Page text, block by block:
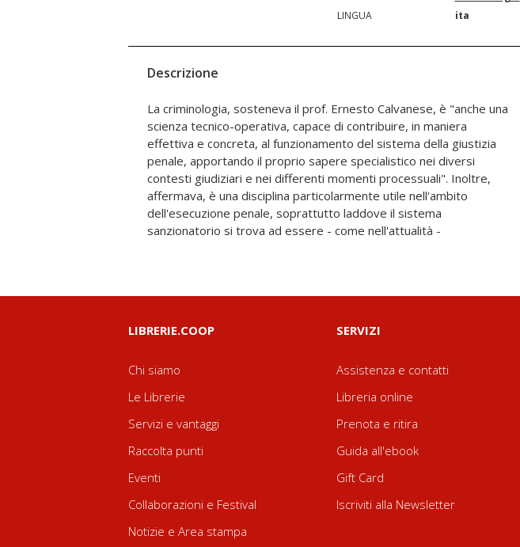
LINGUA
ita
Descrizione
La criminologia, sosteneva il prof. Ernesto Calvanese, è "anche una
scienza tecnico-operativa, capace di contribuire, in maniera
effettiva e concreta, al funzionamento del sistema della giustizia
penale, apportando il proprio sapere specialistico nei diversi
contesti giudiziari e nei differenti momenti processuali". Inoltre,
affermava, è una disciplina particolarmente utile nell'ambito
dell'esecuzione penale, soprattutto laddove il sistema
sanzionatorio si trova ad essere - come nell'attualità -
profondamente "in bilico tra spinte di ordine retributivo ed aneliti
di matrice risocializzativa". Di questo e di altro tratta il presente
volume, andando a mettere in luce, in modo preminente, quelli che
sono attualmente e che potranno essere in un prossimo futuro gli
orizzonti dell'apporto della criminologia in tema di imputabilità, di
pericolosità sociale, di trattamento penitenziario e di prevenzione
LIBRERIE.COOP
Chi siamo
Le Librerie
Servizi e vantaggi
Raccolta punti
Eventi
Collaborazioni e Festival
Notizie e Area stampa
SERVIZI
Assistenza e contatti
Libreria online
Prenota e ritira
Guida all'ebook
Gift Card
Iscriviti alla Newsletter